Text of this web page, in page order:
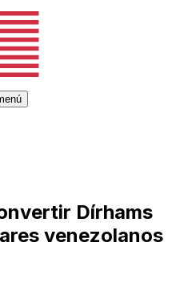
Dírhams
venezolanos